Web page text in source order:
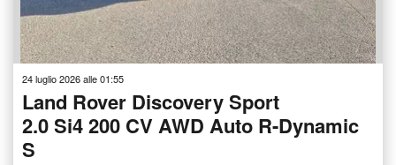
24 luglio 2026 alle 01:55
Land Rover Discovery Sport
2.0 Si4 200 CV AWD Auto R-Dynamic
S